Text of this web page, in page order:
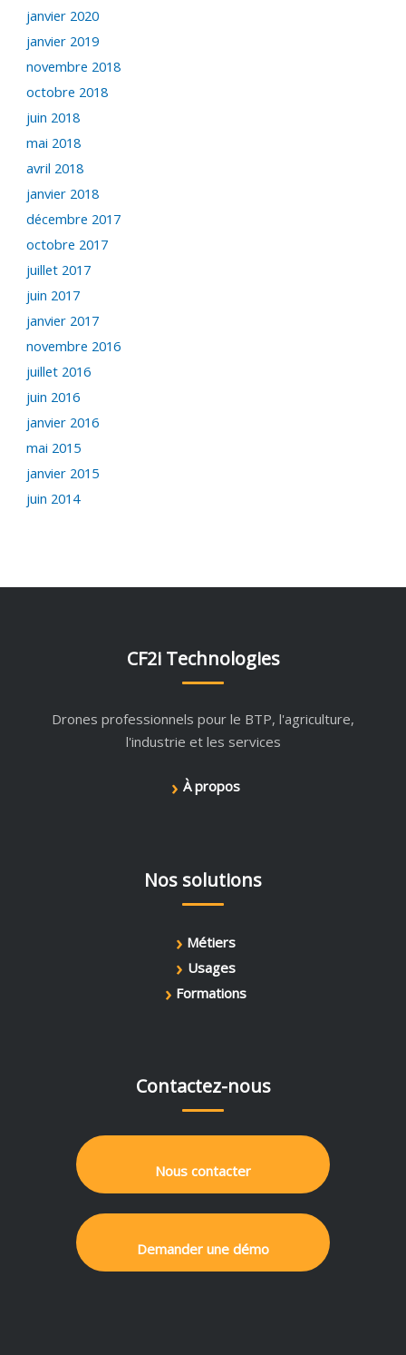
janvier 2020
janvier 2019
novembre 2018
octobre 2018
juin 2018
mai 2018
avril 2018
janvier 2018
décembre 2017
octobre 2017
juillet 2017
juin 2017
janvier 2017
novembre 2016
juillet 2016
juin 2016
janvier 2016
mai 2015
janvier 2015
juin 2014
CF2i Technologies
Drones professionnels pour le BTP, l'agriculture,
l'industrie et les services
› À propos
Nos solutions
› Métiers
› Usages
› Formations
Contactez-nous
Nous contacter
Demander une démo